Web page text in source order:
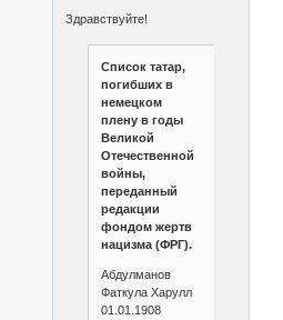
Здравствуйте!
Список татар,
погибших в
немецком
плену в годы
Великой
Отечественной
войны,
переданный
редакции
фондом жертв
нацизма (ФРГ).
Абдулманов
Фаткула Харулл
01.01.1908